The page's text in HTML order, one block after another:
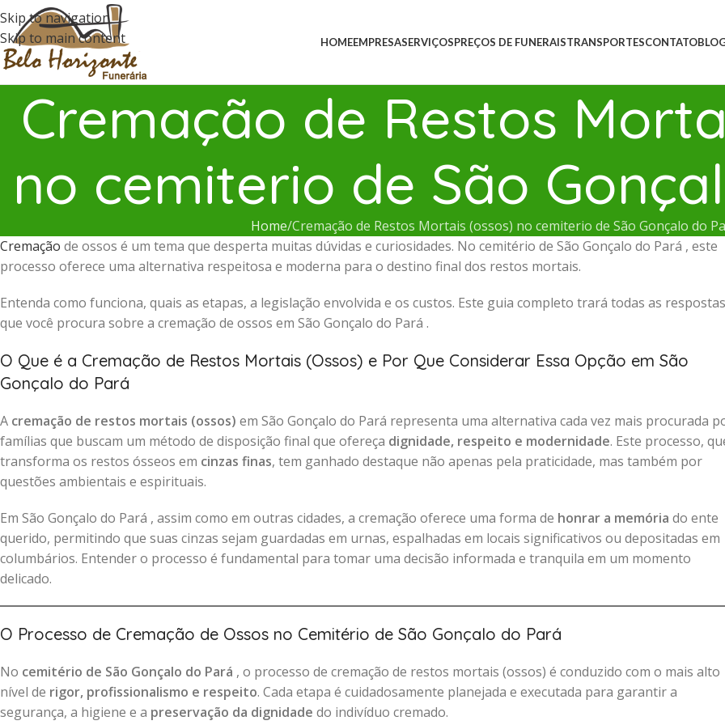
Skip to navigation
Skip to main content
HOMEEMPRESASERVIÇOSPREÇOS DE FUNERAISTRANSPORTESCONTATO
Cremação de Restos
no cemiterio de São
Home Cremação de Restos Mortais (ossos) no cemiterio de São Gonçalo do
Cremação de ossos é um tema que desperta muitas dúvidas e curiosidades. No cemitério de São Gonçalo do Pará , este
processo oferece uma alternativa respeitosa e moderna para o destino final dos restos mortais.
Entenda como funciona, quais as etapas, a legislação envolvida e os custos. Este guia completo trará todas as respostas
que você procura sobre a cremação de ossos em São Gonçalo do Pará .
O Que é a Cremação de Restos Mortais (Ossos) e Por Que Considerar Essa Opção em São
Gonçalo do Pará
A cremação de restos mortais (ossos) em São Gonçalo do Pará representa uma alternativa cada vez mais procurada
famílias que buscam um método de disposição final que ofereça dignidade, respeito e modernidade. Este processo,
transforma os restos ósseos em cinzas finas, tem ganhado destaque não apenas pela praticidade, mas também por
questões ambientais e espirituais.
Em São Gonçalo do Pará , assim como em outras cidades, a cremação oferece uma forma de honrar a memória do ente
querido, permitindo que suas cinzas sejam guardadas em urnas, espalhadas em locais significativos ou depositadas em
columbários. Entender o processo é fundamental para tomar uma decisão informada e tranquila em um momento
delicado.
O Processo de Cremação de Ossos no Cemitério de São Gonçalo do Pará
No cemitério de São Gonçalo do Pará , o processo de cremação de restos mortais (ossos) é conduzido com o mais alto
nível de rigor, profissionalismo e respeito. Cada etapa é cuidadosamente planejada e executada para garantir a
segurança, a higiene e a preservação da dignidade do indivíduo cremado.